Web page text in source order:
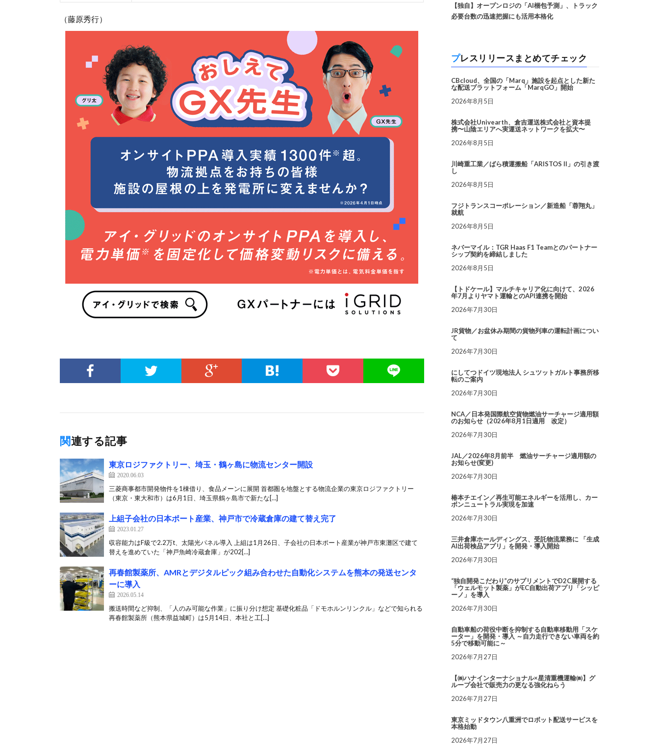
（藤原秀行）
関連する記事
東京ロジファクトリー、埼玉・鶴ヶ島に物流センター開設
2020.06.03
三菱商事都市開発物件を1棟借り、食品メーンに展開 首都圏を地盤とする物流企業の東京ロジファクトリー
（東京・東大和市）は6月1日、埼玉県鶴ヶ島市で新たな[…]
上組子会社の日本ポート産業、神戸市で冷蔵倉庫の建て替え完了
2023.01.27
収容能力はF級で2.2万t、太陽光パネル導入 上組は1月26日、子会社の日本ポート産業が神戸市東灘区で建て
替えを進めていた「神戸魚崎冷蔵倉庫」が202[…]
再春館製薬所、AMRとデジタルピック組み合わせた自動化システムを熊本の発送センタ
ーに導入
2026.05.14
搬送時間など抑制、「人のみ可能な作業」に振り分け想定 基礎化粧品「ドモホルンリンクル」などで知られる
再春館製薬所（熊本県益城町）は5月14日、本社と工[…]
【独自】オープンロジの「AI梱包予測」、トラック
必要台数の迅速把握にも活用本格化
プレスリリースまとめてチェック
CBcloud、全国の「Marq」施設を起点とした新た
な配送プラットフォーム「MarqGO」開始
2026年8月5日
株式会社Univearth、倉吉運送株式会社と資本提
携〜山陰エリアへ実運送ネットワークを拡大〜
2026年8月5日
川崎重工業／ばら積運搬船「ARISTOS II」の引き渡
し
2026年8月5日
フジトランスコーポレーション／新造船「蓉翔丸」
就航
2026年8月5日
ネバーマイル：TGR Haas F1 Teamとのパートナー
シップ契約を締結しました
2026年8月5日
【トドケール】マルチキャリア化に向けて、2026
年7月よりヤマト運輸とのAPI連携を開始
2026年7月30日
JR貨物／お盆休み期間の貨物列車の運転計画につい
て
2026年7月30日
にしてつドイツ現地法人 シュツットガルト事務所移
転のご案内
2026年7月30日
NCA／日本発国際航空貨物燃油サーチャージ適用額
のお知らせ（2026年8月1日適用 改定）
2026年7月30日
JAL／2026年8月前半 燃油サーチャージ適用額の
お知らせ(変更)
2026年7月30日
椿本チエイン／再生可能エネルギーを活用し、カー
ボンニュートラル実現を加速
2026年7月30日
三井倉庫ホールディングス、受託物流業務に 「生成
AI出荷検品アプリ」を開発・導入開始
2026年7月30日
“独自開発こだわり”のサプリメントでD2C展開する
「ウェルモット製薬」がEC自動出荷アプリ「シッピ
ーノ」を導入
2026年7月30日
自動車船の荷役中断を抑制する自動車移動用「スケ
ーター」を開発・導入 ～自力走行できない車両を約
5分で移動可能に～
2026年7月27日
【㈱ハナインターナショナル×星清重機運輸㈱】グ
ループ会社で販売力の更なる強化ねらう
2026年7月27日
東京ミッドタウン八重洲でロボット配送サービスを
本格始動
2026年7月27日